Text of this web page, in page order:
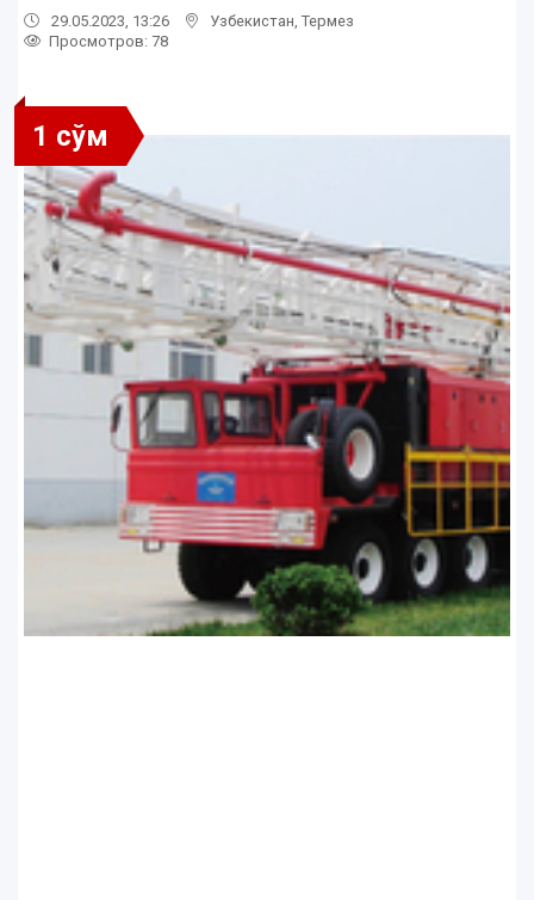
29.05.2023, 13:26 Узбекистан Термез
Просмотров: 78
1 сўм